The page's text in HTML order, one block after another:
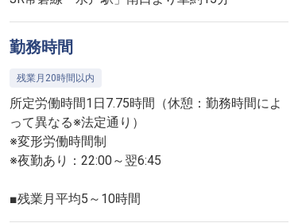
勤務時間
残業月20時間以内
所定労働時間1日7.75時間（休憩：勤務時間によ
って異なる※法定通り）
※変形労働時間制
※夜勤あり：22:00～翌6:45
■残業月平均5～10時間